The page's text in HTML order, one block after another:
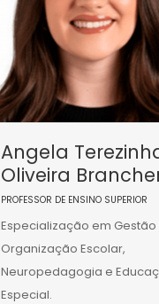
Angela
Oliveira
PROFESSOR DE ENSINO SUPERIOR
Especialização em Gestão
Organização Escolar,
Neuropedagogia e
Especial.